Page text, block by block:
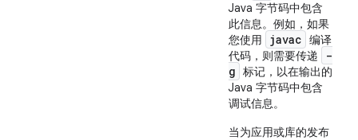
Java 字节码中包含
此信息。例如，如果
您使用
javac 编译
代码，则需要传递
-
g 标记，以在输出的
Java 字节码中包含
调试信息。
当为应用或库的发布